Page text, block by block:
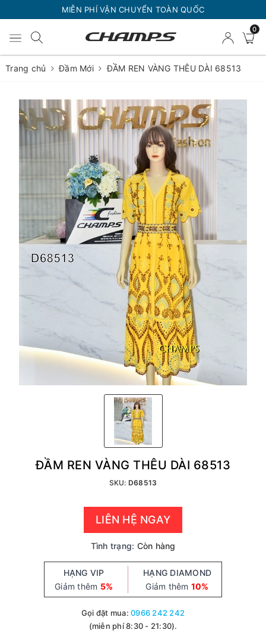
MIỄN PHÍ VẬN CHUYỂN TOÀN QUỐC
0
Trang chủ Đầm Mới ĐẦM REN VÀNG THÊU DÀI 68513
ĐẦM REN VÀNG THÊU DÀI 68513
SKU: D68513
LIÊN HỆ NGAY
Tình trạng: Còn hàng
HẠNG VIP
Giảm thêm 5%
HẠNG DIAMOND
Giảm thêm 10%
Gọi đặt mua:0966 242 242
(miễn phí 8:30 - 21:30).